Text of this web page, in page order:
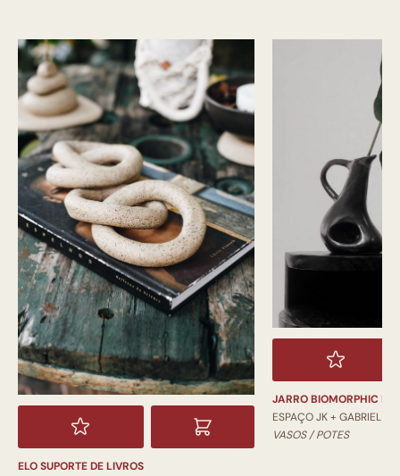
ELO SUPORTE DE LIVROS
JARRO BIOMORPHIC
ESPAÇO JK + GABRIEL
VASOS / POTES